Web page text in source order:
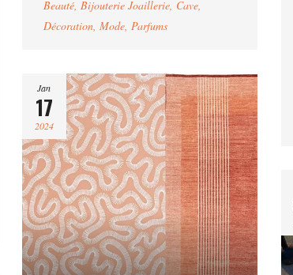
Beauté, Bijouterie Joaillerie, Cave,
Décoration, Mode, Parfums
Jan
17
2024